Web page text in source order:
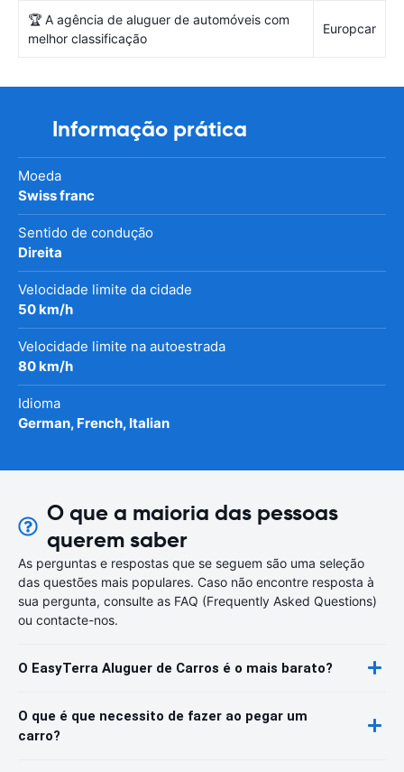
🏆 A agência de aluguer de automóveis com
melhor classificação
Europcar
Informação prática
Moeda
Swiss franc
Sentido de condução
Direita
Velocidade limite da cidade
50 km/h
Velocidade limite na autoestrada
80 km/h
Idioma
German, French, Italian
O que a maioria das pessoas
querem saber
As perguntas e respostas que se seguem são uma seleção
das questões mais populares. Caso não encontre resposta à
sua pergunta, consulte as FAQ (Frequently Asked Questions)
ou contacte-nos.
O EasyTerra Aluguer de Carros é o mais barato?
O que é que necessito de fazer ao pegar um
carro?